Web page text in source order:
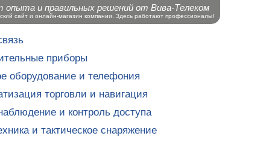
приборы
оборудование и телефония
торговли и навигация
и контроль доступа
и тактическое снаряжение
опыта и правильных решений от Вива-Телеком
сайт и онлайн-магазин компании. Здесь работают профессионалы!